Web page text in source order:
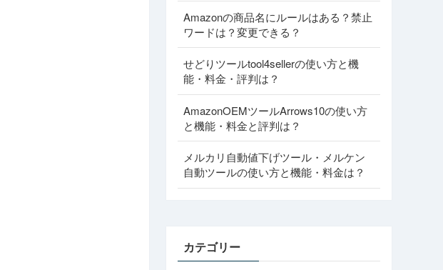
Amazonの商品名にルールはある？禁止
ワードは？変更できる？
せどりツールtool4sellerの使い方と機
能・料金・評判は？
AmazonOEMツールArrows10の使い方
と機能・料金と評判は？
メルカリ自動値下げツール・メルケン
自動ツールの使い方と機能・料金は？
カテゴリー